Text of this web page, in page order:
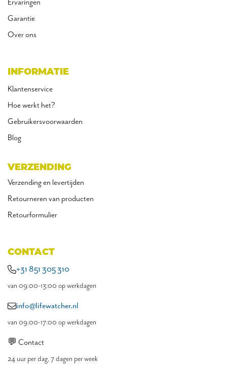
Ervaringen
Garantie
Over ons
INFORMATIE
Klantenservice
Hoe werkt het?
Gebruikersvoorwaarden
Blog
VERZENDING
Verzending en levertijden
Retourneren van producten
Retourformulier
CONTACT
+31 851 305 310
van 09:00-13:00 op werkdagen
info@lifewatcher.nl
van 09:00-17:00 op werkdagen
💬 Contact
24 uur per dag, 7 dagen per week